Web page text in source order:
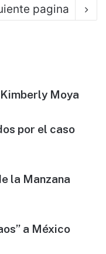
pagina
Moya
por el caso
la Manzana
a México